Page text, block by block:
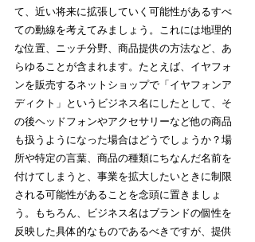
て、近い将来に拡張していく可能性があるすべ
ての動線を考えてみましょう。これには地理的
な位置、ニッチ分野、商品提供の方法など、あ
らゆることが含まれます。たとえば、イヤフォ
ンを販売するネットショップで「イヤフォンア
ディクト」というビジネス名にしたとして、そ
の後ヘッドフォンやアクセサリーなど他の商品
も扱うようになった場合はどうでしょうか？場
所や特定の言葉、商品の種類にちなんだ名前を
付けてしまうと、事業を拡大したいときに制限
される可能性があることを念頭に置きましょ
う。もちろん、ビジネス名はブランドの個性を
反映した具体的なものであるべきですが、提供